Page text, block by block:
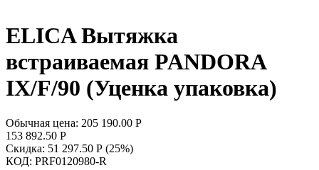
ELICA Вытяжка
встраиваемая PANDORA
IX/F/90 (Уценка упаковка)
Обычная цена: 205 190.00 Р
153 892.50 Р
Скидка: 51 297.50 Р (25%)
КОД: PRF0120980-R